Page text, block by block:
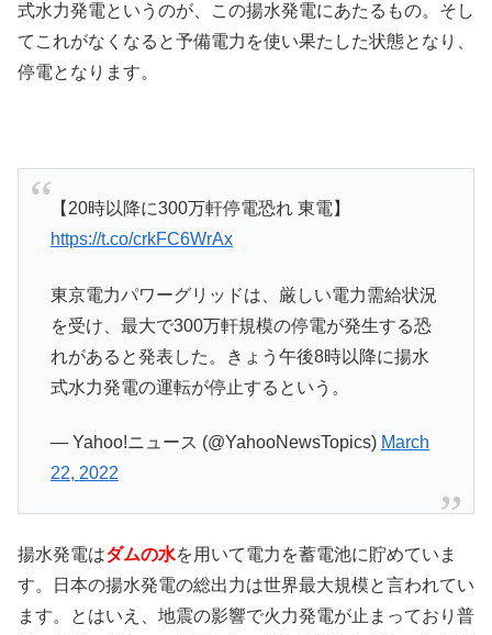
式水力発電というのが、この揚水発電にあたるもの。そし
てこれがなくなると予備電力を使い果たした状態となり、
停電となります。
【20時以降に300万軒停電恐れ 東電】
https://t.co/crkFC6WrAx
東京電力パワーグリッドは、厳しい電力需給状況
を受け、最大で300万軒規模の停電が発生する恐
れがあると発表した。きょう午後8時以降に揚水
式水力発電の運転が停止するという。
— Yahoo!ニュース (@YahooNewsTopics) March
22, 2022
揚水発電はダムの水を用いて電力を蓄電池に貯めていま
す。日本の揚水発電の総出力は世界最大規模と言われてい
ます。とはいえ、地震の影響で火力発電が止まっており普